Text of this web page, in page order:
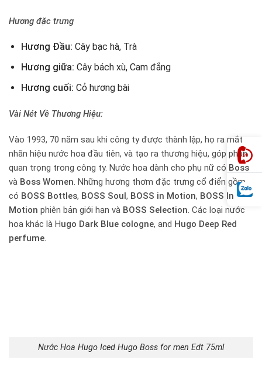
Hương đặc trưng
Hương Đầu: Cây bạc hà, Trà
Hương giữa: Cây bách xù, Cam đắng
Hương cuối: Cỏ hương bài
Vài Nét Về Thương Hiệu:
Vào 1993, 70 năm sau khi công ty được thành lập, họ ra mắt
nhãn hiệu nước hoa đầu tiên, và tạo ra thương hiệu, góp phần
quan trọng trong công ty. Nước hoa dành cho phụ nữ có Boss
và Boss Women. Những hương thơm đặc trưng cổ điển gồm
có BOSS Bottles, BOSS Soul, BOSS in Motion, BOSS In
Motion phiên bản giới hạn và BOSS Selection. Các loại nước
hoa khác là Hugo Dark Blue cologne, and Hugo Deep Red
perfume.
Nước Hoa Hugo Iced Hugo Boss for men Edt 75ml